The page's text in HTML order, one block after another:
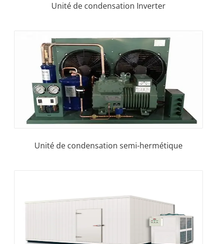
Unité de condensation Inverter
Unité de condensation semi-hermétique